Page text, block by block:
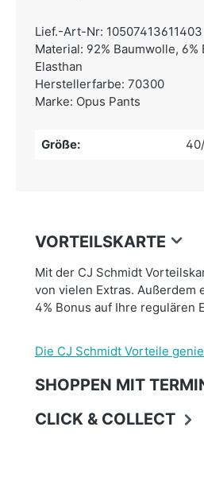
Lief.-Art-Nr: 10507413611403
Material: 92% Baumwolle,
Elasthan
Herstellerfarbe: 70300
Marke: Opus Pants
Größe:
VORTEILSKARTE
Mit der CJ Schmidt
von vielen Extras. Außerdem
4% Bonus auf Ihre regulären
Die CJ Schmidt Vorteile
SHOPPEN MIT
CLICK & COLLECT